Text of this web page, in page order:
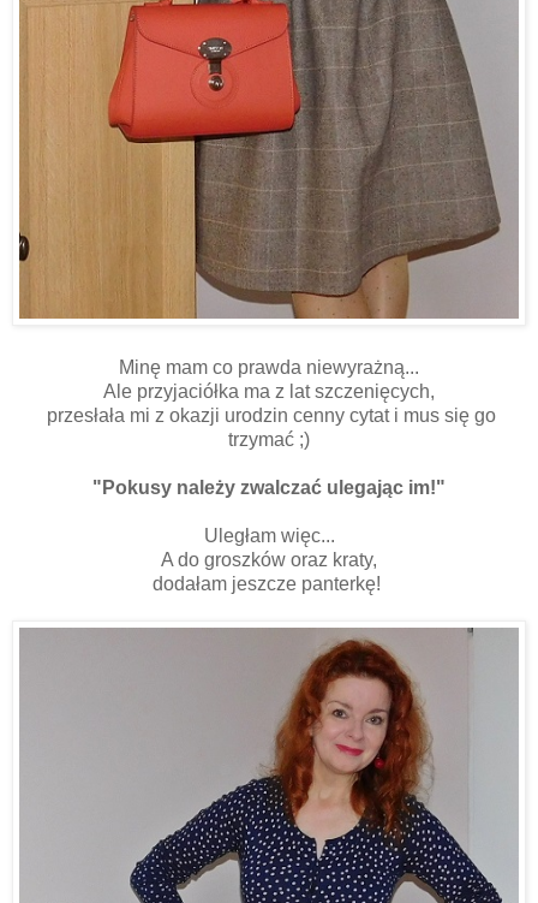
Minę mam co prawda niewyrażną...
Ale przyjaciółka ma z lat szczenięcych,
przesłała mi z okazji urodzin cenny cytat i mus się go
trzymać ;)
"Pokusy należy zwalczać ulegając im!"
Uległam więc...
A do groszków oraz kraty,
dodałam jeszcze panterkę!